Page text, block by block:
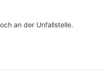
an der Unfallstelle.